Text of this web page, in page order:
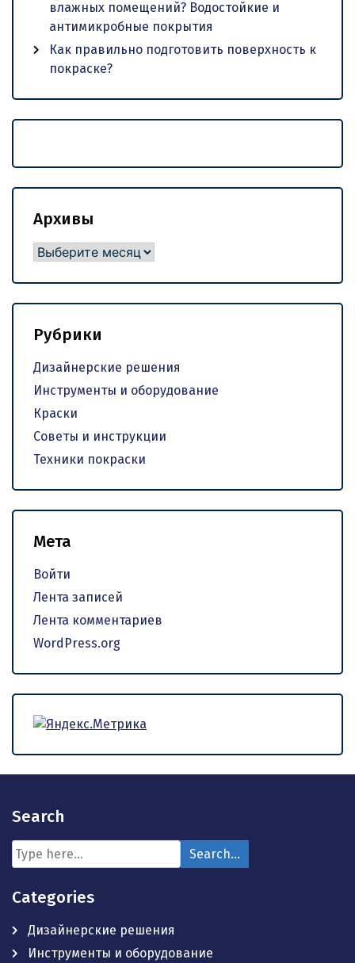
влажных помещений? Водостойкие и
антимикробные покрытия
Как правильно подготовить поверхность к
покраске?
Архивы
Архивы
Рубрики
Дизайнерские решения
Инструменты и оборудование
Краски
Советы и инструкции
Техники покраски
Мета
Войти
Лента записей
Лента комментариев
WordPress.org
Search
Categories
Дизайнерские решения
Инструменты и оборудование